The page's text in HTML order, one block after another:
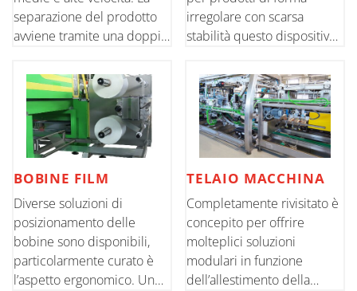
separazione del prodotto
avviene tramite una doppia
introduzione tra i prodotti
dal basso. Semplicità di
regolazione durante il
cambio formato
irregolare con scarsa
stabilità questo dispositivo
brushless e da una guida
lineare, per garantire un
corretto accoppiamento
del prodotto al fustellato
BOBINE FILM
Diverse soluzioni di
posizionamento delle
bobine sono disponibili,
particolarmente curato è
l’aspetto ergonomico. Un
TELAIO MACCHINA
Completamente rivisitato è
concepito per offrire
molteplici soluzioni
modulari in funzione
dell’allestimento della